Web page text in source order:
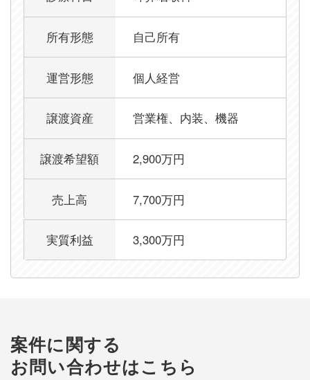
所有形態 自己所有
運営形態 個人経営
譲渡資産 営業権、内装、機器
譲渡希望額 2,900万円
売上高 7,700万円
実質利益 3,300万円
案件に関する
お問い合わせはこちら